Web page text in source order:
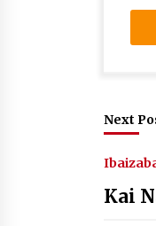
Next
Kai